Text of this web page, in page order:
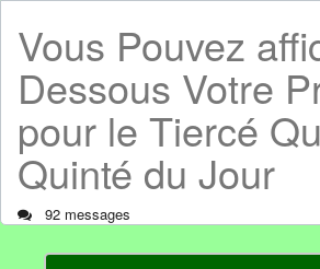
Vous Pouvez
Dessous Votre
pour le Tiercé
Quinté du Jour
92 messages